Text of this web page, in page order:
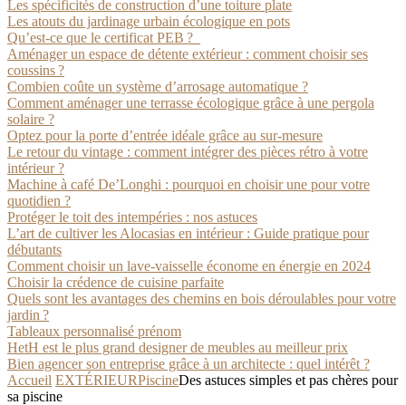
Les spécificités de construction d’une toiture plate
Les atouts du jardinage urbain écologique en pots
Qu’est-ce que le certificat PEB ?
Aménager un espace de détente extérieur : comment choisir ses
coussins ?
Combien coûte un système d’arrosage automatique ?
Comment aménager une terrasse écologique grâce à une pergola
solaire ?
Optez pour la porte d’entrée idéale grâce au sur-mesure
Le retour du vintage : comment intégrer des pièces rétro à votre
intérieur ?
Machine à café De’Longhi : pourquoi en choisir une pour votre
quotidien ?
Protéger le toit des intempéries : nos astuces
L’art de cultiver les Alocasias en intérieur : Guide pratique pour
débutants
Comment choisir un lave-vaisselle économe en énergie en 2024
Choisir la crédence de cuisine parfaite
Quels sont les avantages des chemins en bois déroulables pour votre
jardin ?
Tableaux personnalisé prénom
HetH est le plus grand designer de meubles au meilleur prix
Bien agencer son entreprise grâce à un architecte : quel intérêt ?
Accueil EXTÉRIEURPiscineDes astuces simples et pas chères pour
sa piscine